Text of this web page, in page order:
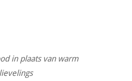
in plaats van warm